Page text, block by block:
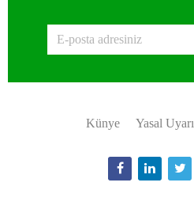
Künye Yasal Uyarı